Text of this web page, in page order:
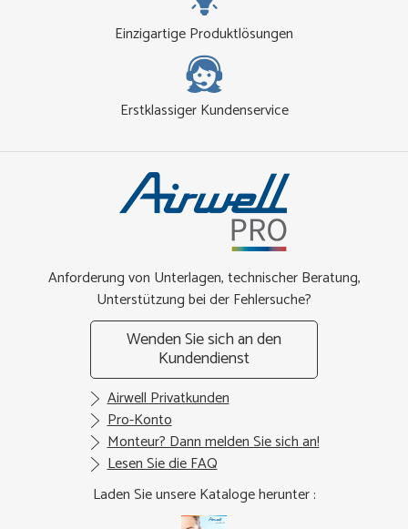
Einzigartige Produktlösungen
Erstklassiger Kundenservice
Anforderung von Unterlagen, technischer Beratung,
Unterstützung bei der Fehlersuche?
Wenden Sie sich an den
Kundendienst
Airwell Privatkunden
Pro-Konto
Monteur? Dann melden Sie sich an!
Lesen Sie die FAQ
Laden Sie unsere Kataloge herunter :